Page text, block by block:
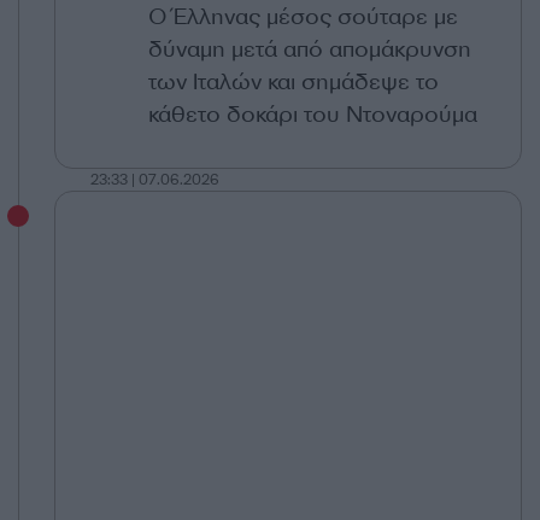
Ο Έλληνας μέσος σούταρε με
δύναμη μετά από απομάκρυνση
των Ιταλών και σημάδεψε το
κάθετο δοκάρι του Ντοναρούμα
23:33 | 07.06.2026